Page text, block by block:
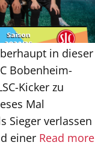
in dieser
Bobenheim-
Kicker zu
Mal
Sieger verlassen
einer Read more